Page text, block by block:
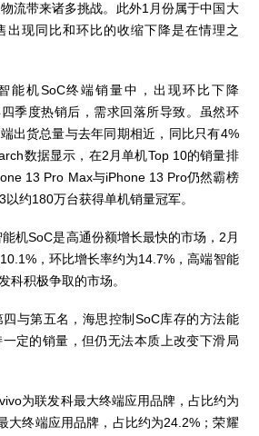
流带来诸多挑战。此外1月份属于中国大
出现同比和环比的收缩下降是在情理之
能机SoC终端销量中，出现环比下降
季度热销后，需求回落所导致。虽然环
出货总量与去年同期相近，同比只有4%
数据显示，在2月单机Top 10的销量排
13 Pro Max与iPhone 13 Pro仍然霸榜
约180万台获得单机销量冠军。
机SoC是高通份额增长最快的市场，2月
，环比增长率约为14.7%，高端智能
科积极争取的市场。
与第五名，海思控制SoC库存的方法能
定的销量，但仍无法本质上改变下滑局
为联发科最大终端应用品牌，占比约为
大终端应用品牌，占比约为24.2%；荣耀